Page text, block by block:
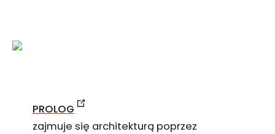
PROLOG
zajmuje się architekturą poprzez